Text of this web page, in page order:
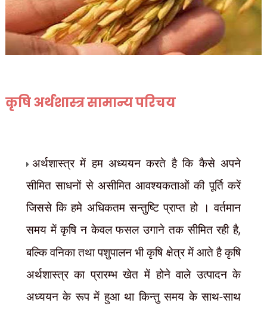
कृषि अर्थशास्त्र सामान्य परिचय
अर्थशास्त्र में हम अध्ययन करते है कि कैसे अपने
सीमित साधनों से असीमित आवश्यकताओं की पूर्ति करें
जिससे कि हमे अधिकतम सन्तुष्टि प्राप्त हो । वर्तमान
समय में कृषि न केवल फसल उगाने तक सीमित रही है,
बल्कि वनिका तथा पशुपालन भी कृषि क्षेत्र में आते है कृषि
अर्थशास्त्र का प्रारम्भ खेत में होने वाले उत्पादन के
अध्ययन के रूप में हुआ था किन्तु समय के साथ-साथ